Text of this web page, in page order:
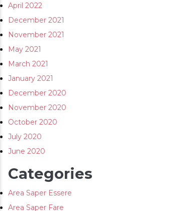
April 2022
December 2021
November 2021
May 2021
March 2021
January 2021
December 2020
November 2020
October 2020
July 2020
June 2020
Categories
Area Saper Essere
Area Saper Fare